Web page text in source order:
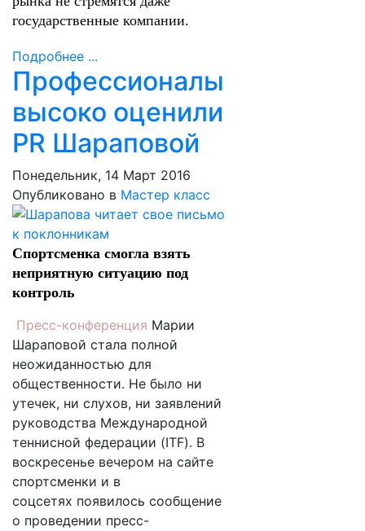
государственные компании.
Подробнее ...
Профессионалы
высоко оценили
PR Шараповой
Понедельник, 14 Март 2016
Опубликовано в Мастер класс
Спортсменка смогла взять
неприятную ситуацию под
контроль
Пресс-конференция Марии
Шараповой стала полной
неожиданностью для
общественности. Не было ни
утечек, ни слухов, ни заявлений
руководства Международной
теннисной федерации (ITF). В
воскресенье вечером на сайте
спортсменки и в
соцсетях появилось сообщение
о проведении пресс-